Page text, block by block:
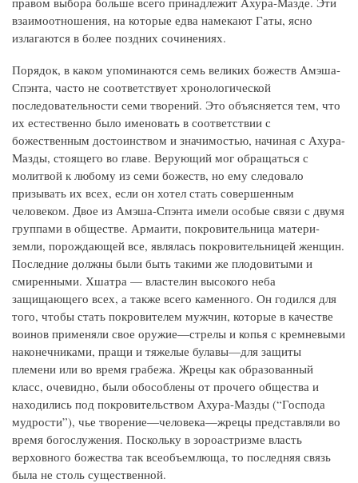
взаимоотношения, на которые едва намекают Гаты, ясно
излагаются в более поздних сочинениях.
Порядок, в каком упоминаются семь великих божеств Амэша-
Спэнта, часто не соответствует хронологической
последовательности семи творений. Это объясняется тем, что
их естественно было именовать в соответствии с
божественным достоинством и значимостью, начиная с Ахура-
Мазды, стоящего во главе. Верующий мог обращаться с
молитвой к любому из семи божеств, но ему следовало
призывать их всех, если он хотел стать совершенным
человеком. Двое из Амэша-Спэнта имели особые связи с двумя
группами в обществе. Армаити, покровительница матери-
земли, порождающей все, являлась покровительницей женщин.
Последние должны были быть такими же плодовитыми и
смиренными. Хшатра — властелин высокого неба
защищающего всех, а также всего каменного. Он годился для
того, чтобы стать покровителем мужчин, которые в качестве
воинов применяли свое оружие—стрелы и копья с кремневыми
наконечниками, пращи и тяжелые булавы—для защиты
племени или во время грабежа. Жрецы как образованный
класс, очевидно, были обособлены от прочего общества и
находились под покровительством Ахура-Мазды (“Господа
мудрости”), чье творение—человека—жрецы представляли во
время богослужения. Поскольку в зороастризме власть
верховного божества так всеобъемлюща, то последняя связь
была не столь существенной.